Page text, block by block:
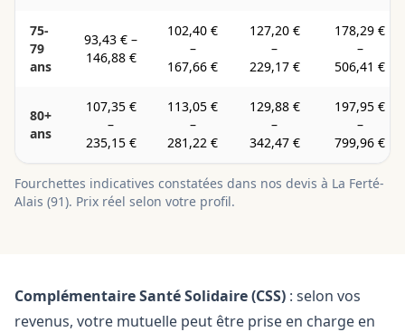
75-
79
ans
93,43 € –
146,88 €
102,40 €
–
167,66 €
127,20 €
–
229,17 €
178,29 €
–
506,41 €
80+
ans
107,35 €
–
235,15 €
113,05 €
–
281,22 €
129,88 €
–
342,47 €
197,95 €
–
799,96 €
Fourchettes indicatives constatées dans nos devis à La Ferté-
Alais (91). Prix réel selon votre profil.
Complémentaire Santé Solidaire (CSS) : selon vos
revenus, votre mutuelle peut être prise en charge en